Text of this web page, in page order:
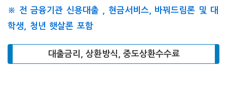
※ 전 금융기관 신용대출 , 현금서비스, 바꿔드림론 및 대
학생, 청년 햇살론 포함
대출금리, 상환방식, 중도상환수수료